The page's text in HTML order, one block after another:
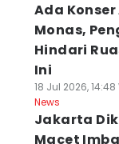
Ada
Monas,
Hindari
Ini
18 Jul 2026, 14:48
News
Jakarta
Macet